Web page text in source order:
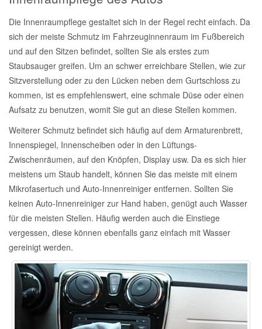
Die Innenraumpflege gestaltet sich in der Regel recht einfach. Da
sich der meiste Schmutz im Fahrzeuginnenraum im Fußbereich
und auf den Sitzen befindet, sollten Sie als erstes zum
Staubsauger greifen. Um an schwer erreichbare Stellen, wie zur
Sitzverstellung oder zu den Lücken neben dem Gurtschloss zu
kommen, ist es empfehlenswert, eine schmale Düse oder einen
Aufsatz zu benutzen, womit Sie gut an diese Stellen kommen.
Weiterer Schmutz befindet sich häufig auf dem Armaturenbrett,
Innenspiegel, Innenscheiben oder in den Lüftungs-
Zwischenräumen, auf den Knöpfen, Display usw. Da es sich hier
meistens um Staub handelt, können Sie das meiste mit einem
Mikrofasertuch und Auto-Innenreiniger entfernen. Sollten Sie
keinen Auto-Innenreiniger zur Hand haben, genügt auch Wasser
für die meisten Stellen. Häufig werden auch die Einstiege
vergessen, diese können ebenfalls ganz einfach mit Wasser
gereinigt werden.